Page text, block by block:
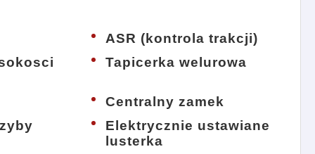
ASR (kontrola trakcji)
Tapicerka welurowa
Centralny zamek
Elektrycznie ustawiane
lusterka